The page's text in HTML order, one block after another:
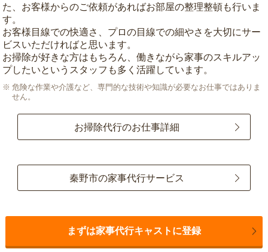
た、お客様からのご依頼があればお部屋の整理整頓も行いま
す。
お客様目線での快適さ、プロの目線での細やさを大切にサー
ビスいただければと思います。
お掃除が好きな方はもちろん、働きながら家事のスキルアッ
プしたいというスタッフも多く活躍しています。
危険な作業や介護など、専門的な技術や知識が必要なお仕事ではありま
せん。
お掃除代行のお仕事詳細
秦野市の家事代行サービス
まずは家事代行キャストに登録